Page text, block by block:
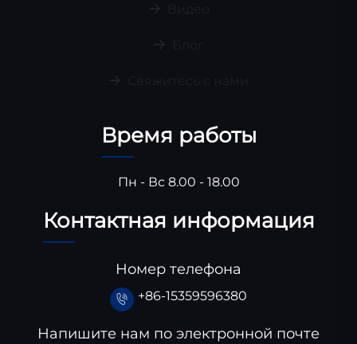
Время работы
Пн - Вс 8.00 - 18.00
Контактная информация
Номер телефона
+86-15359596380
Напишите нам по электронной почте